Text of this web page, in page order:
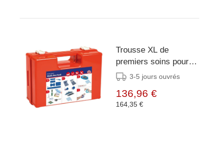
Trousse XL de
premiers soins pour la
restauration
3-5 jours ouvrés
136,96 €
164,35 €